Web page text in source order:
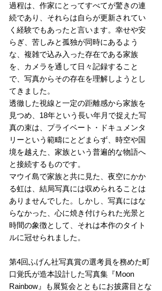
過程は、作家にとってすべてが驚きの連
続であり、それらは自らが更新されてい
く経験でもあったと言います。幸せや安
らぎ、苦しみと孤独が同時にあるよう
な、複雑で込み入った存在である家族
を、カメラを通して日々記録すること
で、写真からその存在を理解しようとし
てきました。
透徹した視線と一定の距離感から家族を
見つめ、18年という長い年月で捉えた写
真の束は、プライベート・ドキュメンタ
リーという範疇にとどまらず、時空や国
境を越えた、家族という普遍的な物語へ
と接続するものです。
マウイ島で家族と共に見た、夜空にかか
る虹は、結局写真には収められることは
ありませんでした。しかし、写真にはな
らなかった、心に焼き付けられた光景と
時間の象徴として、それは本作のタイト
ルに冠せられました。
第4回ふげん社写真賞の選考員を務めた町
口覚氏が造本設計した写真集『Moon
Rainbow』も展覧会とともにお披露目とな